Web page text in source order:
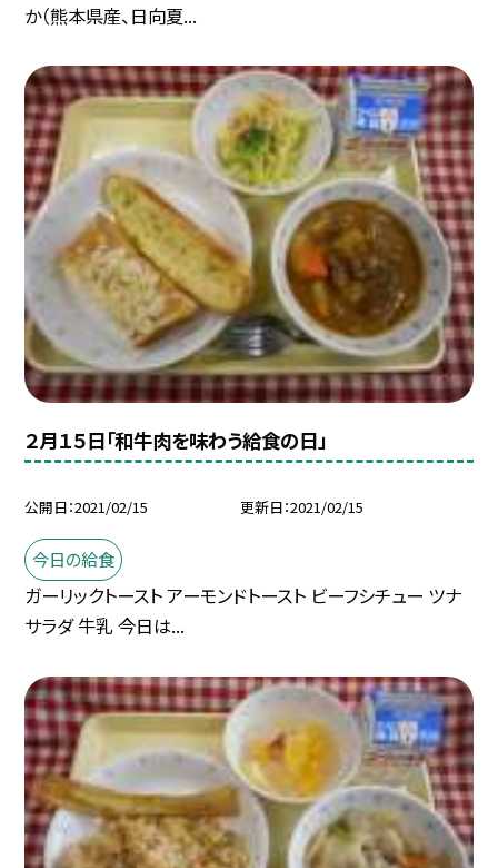
か（熊本県産、日向夏...
２月１５日「和牛肉を味わう給食の日」
公開日 2021/02/15 更新日 2021/02/15
今日の給食
ガーリックトースト アーモンドトースト ビーフシチュー ツナ
サラダ 牛乳 今日は...